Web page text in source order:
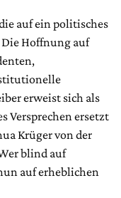
auf ein politisches
Hoffnung auf
erweist sich als
Versprechen ersetzt
Krüger von der
blind auf
auf erheblichen